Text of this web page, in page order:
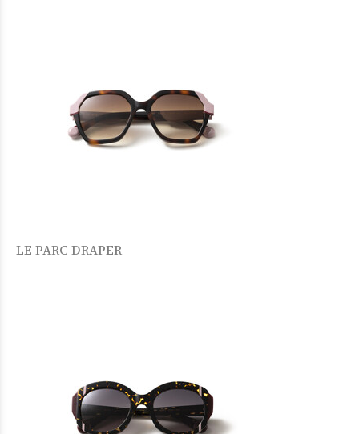
LE PARC DRAPER